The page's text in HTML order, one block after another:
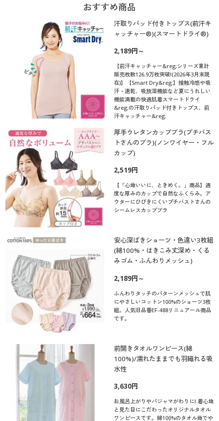
おすすめ商品
汗取りパッド付きトップス(前汗キ
ャッチャー®)(スマートドライ®)
2,189円～
【前汗キャッチャー&reg;シリーズ累計
販売枚数126.9万枚突破!(2026年3月末現
在)】【Smart Dry&reg;】接触冷感や吸
汗・速乾、吸放湿機能など夏にうれしい
機能満載の快適肌着スマートドライ
&reg;の汗取りパッド付きトップス、前
汗キャッチャー&reg;
厚手ウレタンカップブラ(プチバス
トさんのブラ)(ノンワイヤー・フル
カップ)
2,519円
【「心地いいに、ときめく。」商品】適
度な厚みのカップで自然なふくらみ。ア
ウターにひびきにくいプチバストさんの
シームレスカップブラ
安心深ばきショーツ・色違い3枚組
(綿100%・はきこみ丈深め・くる
みゴム・ふんわりメッシュ)
2,189円～
ふんわりタッチのパターンメッシュで肌
にやさしいコットン100%のショーツ3枚
組。人気旧品番EF-488リニュアール商品
です。
前開きタオルワンピース(綿
100%)/濡れたままでも羽織れる吸
水性
3,630円
お風呂上がりやパジャマがわりに! 着心地
と見た目にこだわったオリジナルタオル
ワンピースです。綿100%のタオル地でや